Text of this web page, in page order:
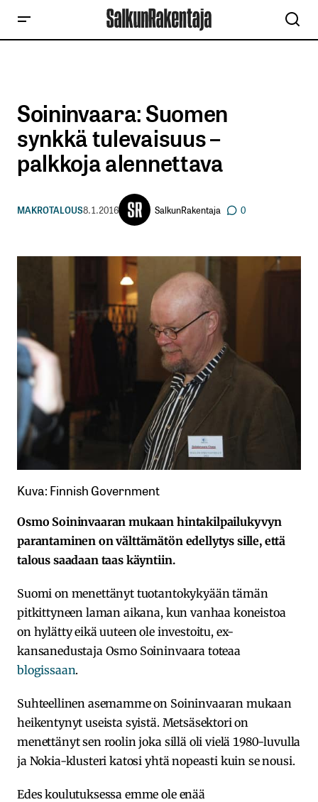
Soininvaara: Suomen
synkkä tulevaisuus –
palkkoja alennettava
MAKROTALOUS8.1.2016 SalkunRakentaja 0
Kuva: Finnish Government
Osmo Soininvaaran mukaan hintakilpailukyvyn
parantaminen on välttämätön edellytys sille, että
talous saadaan taas käyntiin.
Suomi on menettänyt tuotantokykyään tämän
pitkittyneen laman aikana, kun vanhaa koneistoa
on hylätty eikä uuteen ole investoitu, ex-
kansanedustaja Osmo Soininvaara toteaa
blogissaan.
Suhteellinen asemamme on Soininvaaran mukaan
heikentynyt useista syistä. Metsäsektori on
menettänyt sen roolin joka sillä oli vielä 1980-luvulla
ja Nokia-klusteri katosi yhtä nopeasti kuin se nousi.
Edes koulutuksessa emme ole enää